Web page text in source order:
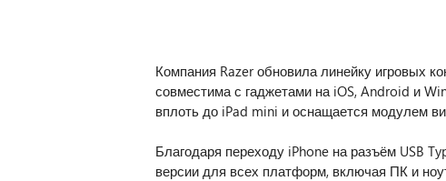
Компания Razer обновила линейку игровых
совместима с гаджетами на iOS, Android и
вплоть до iPad mini и оснащается модулем
Благодаря переходу iPhone на разъём USB
версии для всех платформ, включая ПК и